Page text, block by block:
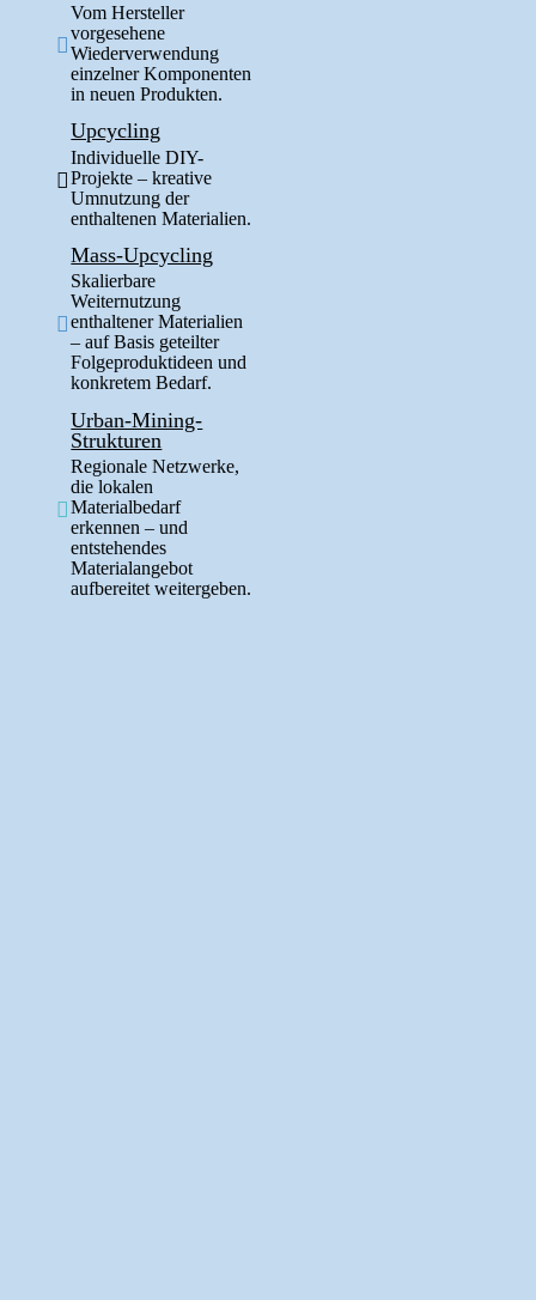
Vom Hersteller
vorgesehene
Wiederverwendung
einzelner Komponenten
in neuen Produkten.
Upcycling
Individuelle DIY-
Projekte – kreative
Umnutzung der
enthaltenen Materialien.
Mass-Upcycling
Skalierbare
Weiternutzung
enthaltener Materialien
– auf Basis geteilter
Folgeproduktideen und
konkretem Bedarf.
Urban-Mining-
Strukturen
Regionale Netzwerke,
die lokalen
Materialbedarf
erkennen – und
entstehendes
Materialangebot
aufbereitet weitergeben.